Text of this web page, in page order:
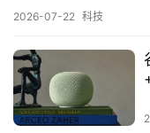
2026-07-22 科技